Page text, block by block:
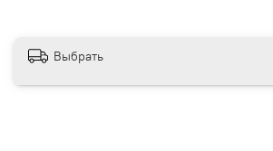
Выбрать